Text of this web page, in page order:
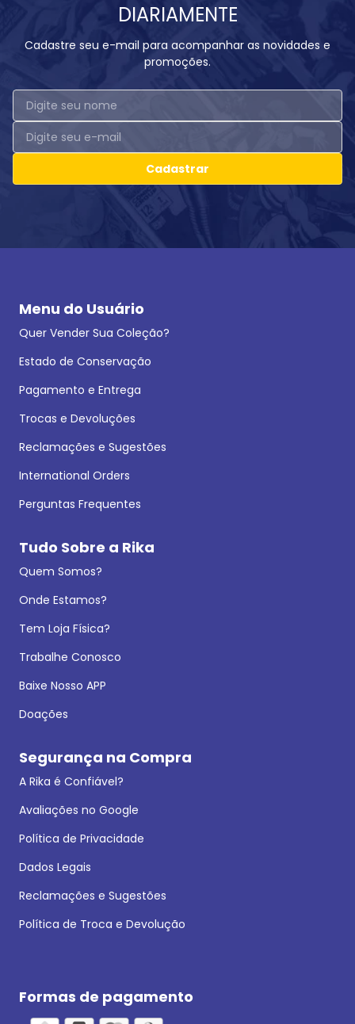
DIARIAMENTE
Cadastre seu e-mail para acompanhar as novidades e
promoções.
Cadastrar
Menu do Usuário
Quer Vender Sua Coleção?
Estado de Conservação
Pagamento e Entrega
Trocas e Devoluções
Reclamações e Sugestões
International Orders
Perguntas Frequentes
Tudo Sobre a Rika
Quem Somos?
Onde Estamos?
Tem Loja Física?
Trabalhe Conosco
Baixe Nosso APP
Doações
Segurança na Compra
A Rika é Confiável?
Avaliações no Google
Política de Privacidade
Dados Legais
Reclamações e Sugestões
Política de Troca e Devolução
Formas de pagamento